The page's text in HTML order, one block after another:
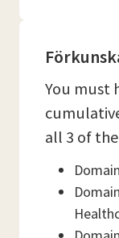
You must
all 3 of